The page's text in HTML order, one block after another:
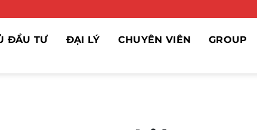
ĐẦU TƯ ĐẠI LÝ CHUYÊN VIÊN GROUP